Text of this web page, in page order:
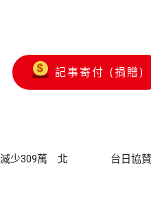
記事寄付 (捐贈)
少309萬 北
台日協